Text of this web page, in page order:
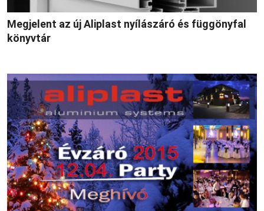
Megjelent az új Aliplast nyílászáró és függönyfal
könyvtár